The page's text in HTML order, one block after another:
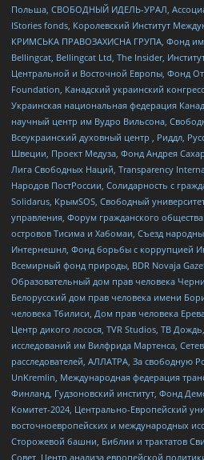
Польша, СВОБОДНЫЙ ИДЕЛЬ-УРАЛ,
IStories fonds, Королевский Институт
КРИМСЬКА ПРАВОЗАХИСНА ГРУПА, Фонд
Bellingcat, Bellingcat Ltd, The Insider,
Центральной и Восточной Европы, Фонд
Foundation, Канадский украинский
Украинская национальная федерация
научный центр им Вудро Вильсона,
Всеукраинский духовный центр , Риддл,
Швеции, Проект Медуза, Фонд Андрея
Лига Свободных Наций, Transparеncy
Народов ПостРоссии, Солидарность с
Solidarus, КрымSOS, Свободный
управления, Форум гражданского
островов Тисима и Хабомаи, Съезд
Интернешнл, Фонд борьбы с коррупцией
Всемирный фонд природы, BDR Novaja
Образовательный дом прав человека
Белорусский дом прав человека имени
человека Тбилиси, Дом прав человека
Центр дикого лосося, TVR Studios, ТВ
исследований им Вилфрида Мартенса,
расследователей, АЛЛАТРА, За свободную
UnKremlin, Международная федерация
Финланд, Гудзоновский институт, Фонд
Комитет-2024, Центрально-Европейский
восточноевропейских и международных
Сторожевой башни, Библии и трактатов
Совет, Центр анализа европейской